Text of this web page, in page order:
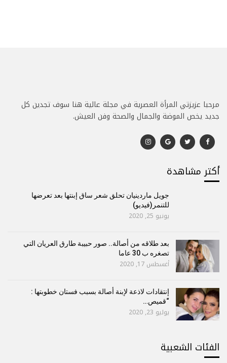
مرحبا عزيزتي المرأة العصرية في مجلة عالية هنا سوف تجدين كل
جديد يخص الموضة والجمال والصحة وفن العيش.
أكتر مشاهدة
جويل ماردينيان تحلق شعر ساق إبنتها بعد تعرضها
للتنمر(فيديو)
يونيو 25, 2020
بعد طلاقه من أصالة.. صور حبيبة طارق العريان التي
تصغره ب 30 عاما
أغسطس 17, 2020
إنتقادات لاذعة لإبنة أصالة بسبب فستان خطوبتها :
“قميص…
يوليو 23, 2020
الفئات الشعبية